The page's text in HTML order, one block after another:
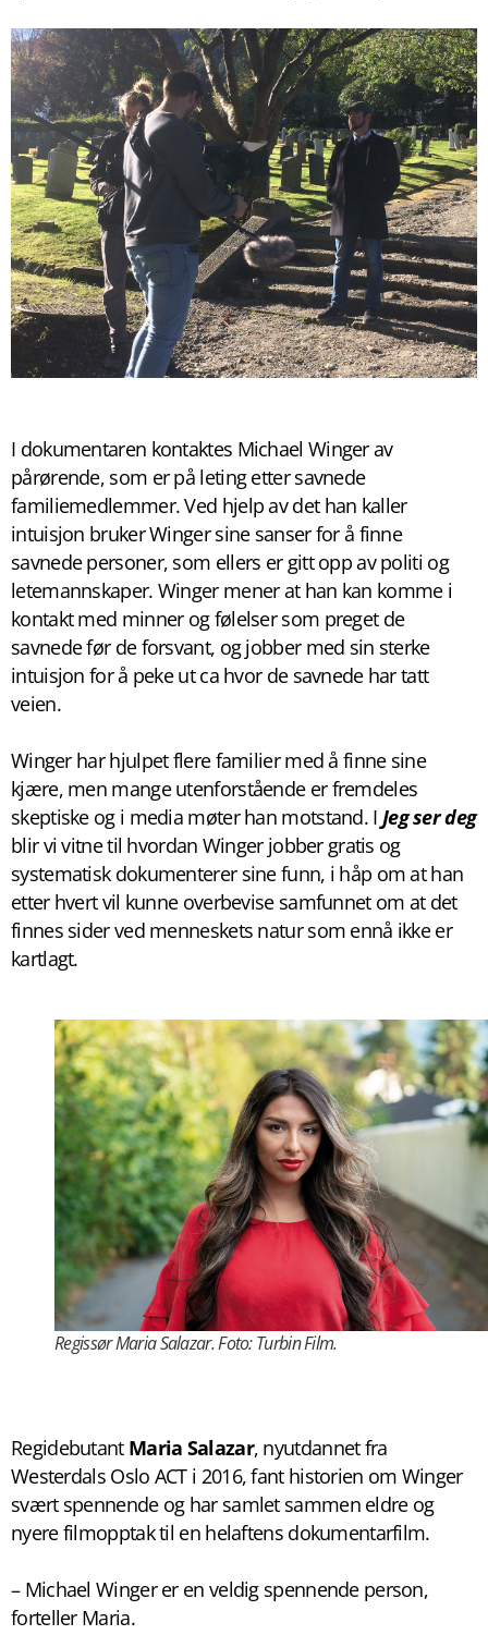
I dokumentaren kontaktes Michael Winger av
pårørende, som er på leting etter savnede
familiemedlemmer. Ved hjelp av det han kaller
intuisjon bruker Winger sine sanser for å finne
savnede personer, som ellers er gitt opp av politi og
letemannskaper. Winger mener at han kan komme i
kontakt med minner og følelser som preget de
savnede før de forsvant, og jobber med sin sterke
intuisjon for å peke ut ca hvor de savnede har tatt
veien.
Winger har hjulpet flere familier med å finne sine
kjære, men mange utenforstående er fremdeles
skeptiske og i media møter han motstand. I Jeg ser deg
blir vi vitne til hvordan Winger jobber gratis og
systematisk dokumenterer sine funn, i håp om at han
etter hvert vil kunne overbevise samfunnet om at det
finnes sider ved menneskets natur som ennå ikke er
kartlagt.
Regissør Maria Salazar. Foto: Turbin Film.
Regidebutant Maria Salazar, nyutdannet fra
Westerdals Oslo ACT i 2016, fant historien om Winger
svært spennende og har samlet sammen eldre og
nyere filmopptak til en helaftens dokumentarfilm.
– Michael Winger er en veldig spennende person,
forteller Maria.